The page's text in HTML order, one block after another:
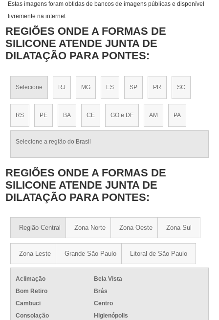
Estas imagens foram obtidas de bancos de imagens públicas e disponível
livremente na internet
REGIÕES ONDE A FORMAS DE
SILICONE ATENDE JUNTA DE
DILATAÇÃO PARA PONTES:
Selecione RJ MG ES SP PR SC
RS PE BA CE GO e DF AM PA
Selecione a região do Brasil
REGIÕES ONDE A FORMAS DE
SILICONE ATENDE JUNTA DE
DILATAÇÃO PARA PONTES:
Região Central Zona Norte Zona Oeste Zona Sul
Zona Leste Grande São Paulo Litoral de São Paulo
Aclimação
Bela Vista
Bom Retiro
Brás
Cambuci
Centro
Consolação
Higienópolis